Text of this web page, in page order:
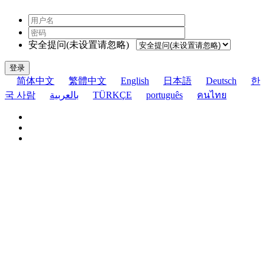
安全提问(未设置请忽略)
登录
简体中文 繁體中文 English 日本語 Deutsch
한
국 사람
بالعربية TÜRKÇE português คนไทย